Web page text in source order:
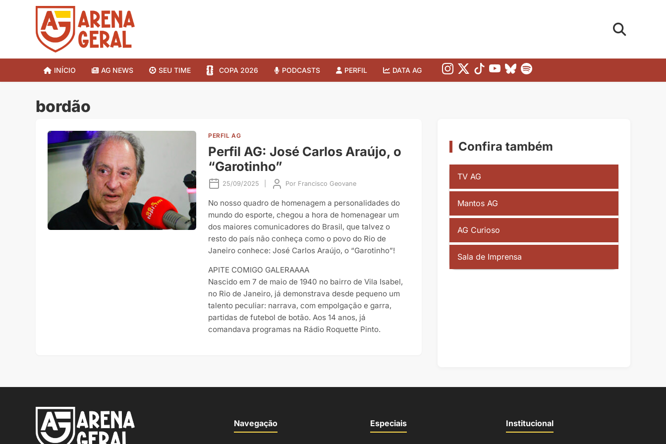
INÍCIO AG NEWS SEU TIME COPA 2026 PODCASTS PERFIL DATA AG
bordão
PERFIL AG
Perfil AG: José Carlos Araújo, o
“Garotinho”
25/09/2025 Por Francisco Geovane
No nosso quadro de homenagem a personalidades do
mundo do esporte, chegou a hora de homenagear um
dos maiores comunicadores do Brasil, que talvez o
resto do país não conheça como o povo do Rio de
Janeiro conhece: José Carlos Araújo, o “Garotinho”!
APITE COMIGO GALERAAAA
Nascido em 7 de maio de 1940 no bairro de Vila Isabel,
no Rio de Janeiro, já demonstrava desde pequeno um
talento peculiar: narrava, com empolgação e garra,
partidas de futebol de botão. Aos 14 anos, já
comandava programas na Rádio Roquette Pinto.
Confira também
TV AG
Mantos AG
AG Curioso
Sala de Imprensa
Navegação Especiais Institucional